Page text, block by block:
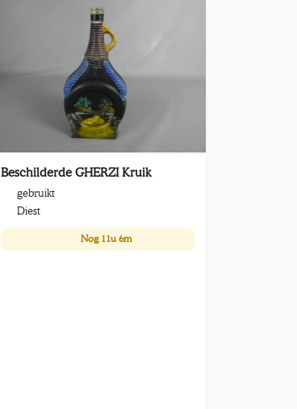
Beschilderde GHERZI Kruik
gebruikt
Diest
Nog 11u 6m